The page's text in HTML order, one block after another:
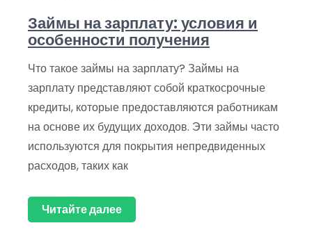
Займы на зарплату: условия и
особенности получения
Что такое займы на зарплату? Займы на
зарплату представляют собой краткосрочные
кредиты, которые предоставляются работникам
на основе их будущих доходов. Эти займы часто
используются для покрытия непредвиденных
расходов, таких как
Читайте далее